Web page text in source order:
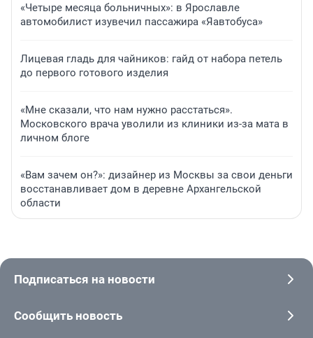
«Четыре месяца больничных»: в Ярославле
автомобилист изувечил пассажира «Яавтобуса»
Лицевая гладь для чайников: гайд от набора петель
до первого готового изделия
«Мне сказали, что нам нужно расстаться».
Московского врача уволили из клиники из-за мата в
личном блоге
«Вам зачем он?»: дизайнер из Москвы за свои деньги
восстанавливает дом в деревне Архангельской
области
Подписаться на новости
Сообщить новость